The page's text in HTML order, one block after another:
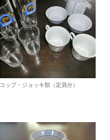
コップ・ジョッキ類（定員分）